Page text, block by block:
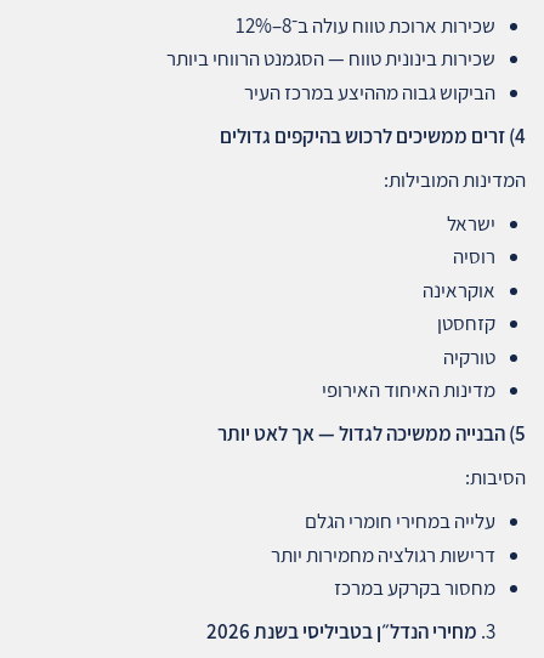
שכירות ארוכת טווח עולה ב־8–12%
שכירות בינונית טווח — הסגמנט הרווחי ביותר
הביקוש גבוה מההיצע במרכז העיר
4) זרים ממשיכים לרכוש בהיקפים גדולים
המדינות המובילות:
ישראל
רוסיה
אוקראינה
קזחסטן
טורקיה
מדינות האיחוד האירופי
5) הבנייה ממשיכה לגדול — אך לאט יותר
הסיבות:
עלייה במחירי חומרי הגלם
דרישות רגולציה מחמירות יותר
מחסור בקרקע במרכז
מחירי הנדל״ן בטביליסי בשנת 2026